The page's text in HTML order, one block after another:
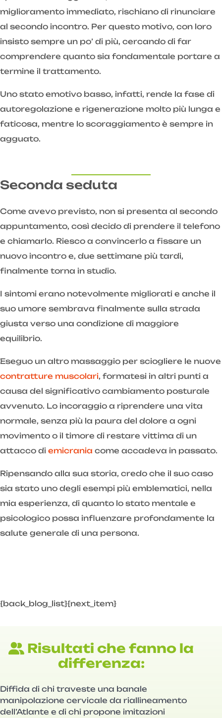
miglioramento immediato, rischiano di rinunciare
al secondo incontro. Per questo motivo, con loro
insisto sempre un po’ di più, cercando di far
comprendere quanto sia fondamentale portare a
termine il trattamento.
Uno stato emotivo basso, infatti, rende la fase di
autoregolazione e rigenerazione molto più lunga e
faticosa, mentre lo scoraggiamento è sempre in
agguato.
Seconda seduta
Come avevo previsto, non si presenta al secondo
appuntamento, così decido di prendere il telefono
e chiamarlo. Riesco a convincerlo a fissare un
nuovo incontro e, due settimane più tardi,
finalmente torna in studio.
I sintomi erano notevolmente migliorati e anche il
suo umore sembrava finalmente sulla strada
giusta verso una condizione di maggiore
equilibrio.
Eseguo un altro massaggio per sciogliere le nuove
contratture muscolari, formatesi in altri punti a
causa del significativo cambiamento posturale
avvenuto. Lo incoraggio a riprendere una vita
normale, senza più la paura del dolore a ogni
movimento o il timore di restare vittima di un
attacco di emicrania come accadeva in passato.
Ripensando alla sua storia, credo che il suo caso
sia stato uno degli esempi più emblematici, nella
mia esperienza, di quanto lo stato mentale e
psicologico possa influenzare profondamente la
salute generale di una persona.
{back_blog_list}{next_item}
Risultati che fanno la
differenza:
Diffida di chi traveste una banale
manipolazione cervicale da riallineamento
dell’Atlante e di chi propone imitazioni